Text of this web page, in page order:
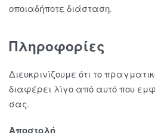
οποιαδήποτε διάσταση.
Πληροφορίες
Διευκρινίζουμε ότι το
διαφέρει λίγο από αυτό που
σας.
Αποστολή